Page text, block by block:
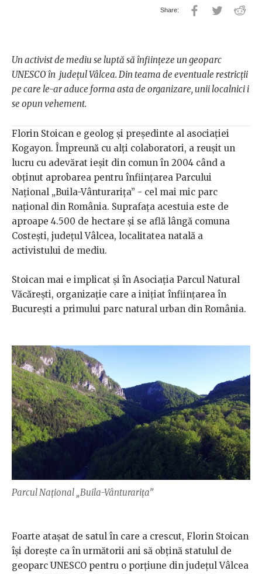
Un activist de mediu se luptă să înființeze un geoparc
UNESCO în județul Vâlcea. Din teama de eventuale restricții
pe care le-ar aduce forma asta de organizare, unii localnici i
se opun vehement.
Florin Stoican e geolog și președinte al asociației
Kogayon. Împreună cu alți colaboratori, a reușit un
lucru cu adevărat ieșit din comun în 2004 când a
obținut aprobarea pentru înființarea Parcului
Național „Buila-Vânturarița” - cel mai mic parc
național din România. Suprafața acestuia este de
aproape 4.500 de hectare și se află lângă comuna
Costești, județul Vâlcea, localitatea natală a
activistului de mediu.
Stoican mai e implicat și în Asociația Parcul Natural
Văcărești, organizație care a inițiat înființarea în
București a primului parc natural urban din România.
Parcul Național „Buila-Vânturarița”
Foarte atașat de satul în care a crescut, Florin Stoican
își dorește ca în următorii ani să obțină statulul de
geoparc UNESCO pentru o porțiune din județul Vâlcea